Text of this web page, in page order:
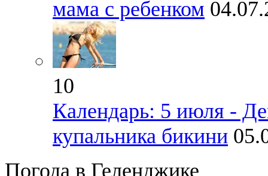
мама с ребенком
10
Календарь: 5 июля -
купальника бикини
Погода в Геленджике